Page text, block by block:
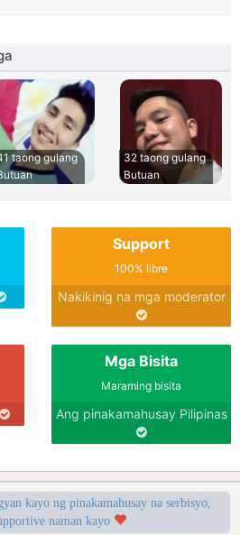
taong gulang
32 taong gulang
Butuan
Support
100% libre
Nakikinig na mga moderator
Mga Bisita
Maraming bisita
Ang pinakamahusay Pilipinas
kayo ng pinakamahusay na serbisyo,
naman kayo